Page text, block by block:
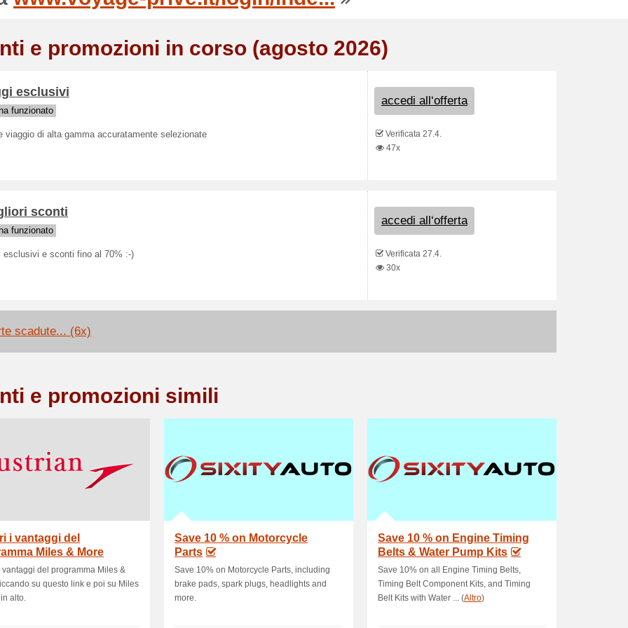
e promozioni in corso (agosto 2026)
esclusivi
funzionato
viaggio di alta gamma accuratamente selezionate
accedi all‘offerta
Verificata 27.4.
47x
sconti
funzionato
esclusivi e sconti fino al 70% :-)
accedi all‘offerta
Verificata 27.4.
30x
scadute... (6x)
e promozioni simili
i vantaggi del
Miles & More
vantaggi del programma Miles &
su questo link e poi su Miles
alto.
Save 10 % on Motorcycle
Parts
Save 10% on Motorcycle Parts, including
brake pads, spark plugs, headlights and
more.
Save 10 % on Engine Timing
Belts & Water Pump Kits
Save 10% on all Engine Timing Belts,
Timing Belt Component Kits, and Timing
Belt Kits with Water ... (Altro)